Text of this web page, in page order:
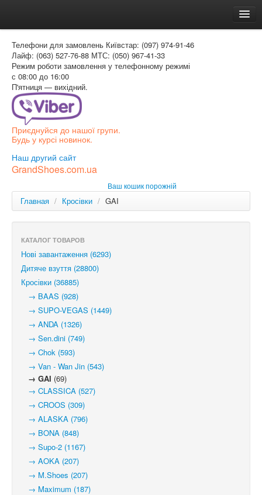
Доставка и оплата
Как заказать
Контакти
Таблиця розмірів
Вхід для покупця
РОС
Телефони для замовлень Київстар: (097) 974-91-46
Лайф: (063) 527-76-88 МТС: (050) 967-41-33
Режим роботи замовлення у телефонному режимі
с 08:00 до 16:00
П'ятниця — вихідний.
Приєднуйся до нашої групи.
Будь у курсі новинок.
Наш другий сайт
GrandShoes.com.ua
Ваш кошик порожній
Главная / Кросівки / GAI
КАТАЛОГ ТОВАРОВ
Нові завантаження (6293)
Дитяче взуття (28800)
Кросівки (36885)
→ BAAS (928)
→ SUPO-VEGAS (1449)
→ ANDA (1326)
→ Sen.dini (749)
→ Chok (593)
→ Van - Wan Jin (543)
→ GAI (69)
→ CLASSICA (527)
→ CROOS (309)
→ ALASKA (796)
→ BONA (848)
→ Supo-2 (1167)
→ AOKA (207)
→ M.Shoes (207)
→ Maximum (187)